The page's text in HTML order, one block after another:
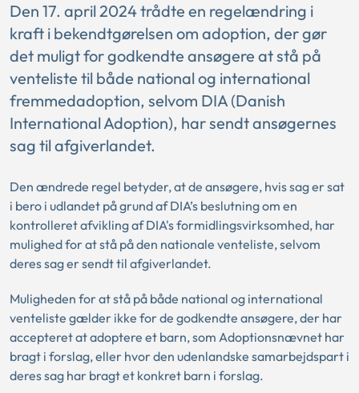
Den 17. april 2024 trådte en regelændring i
kraft i bekendtgørelsen om adoption, der gør
det muligt for godkendte ansøgere at stå på
venteliste til både national og international
fremmedadoption, selvom DIA (Danish
International Adoption), har sendt ansøgernes
sag til afgiverlandet.
Den ændrede regel betyder, at de ansøgere, hvis sag er sat
i bero i udlandet på grund af DIA’s beslutning om en
kontrolleret afvikling af DIA's formidlingsvirksomhed, har
mulighed for at stå på den nationale venteliste, selvom
deres sag er sendt til afgiverlandet.
Muligheden for at stå på både national og international
venteliste gælder ikke for de godkendte ansøgere, der har
accepteret at adoptere et barn, som Adoptionsnævnet har
bragt i forslag, eller hvor den udenlandske samarbejdspart i
deres sag har bragt et konkret barn i forslag.